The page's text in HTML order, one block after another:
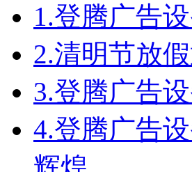
1.登腾广告
2.清明节放
3.登腾广告
4.登腾广告